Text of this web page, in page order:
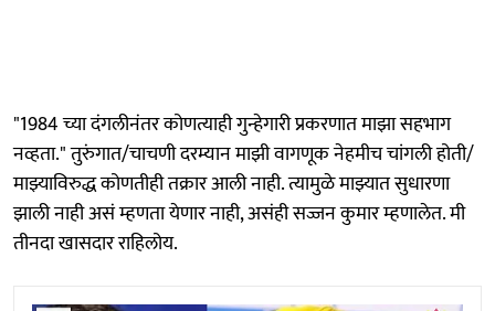
"1984 च्या दंगलीनंतर कोणत्याही गुन्हेगारी प्रकरणात माझा सहभाग
नव्हता." तुरुंगात/चाचणी दरम्यान माझी वागणूक नेहमीच चांगली होती/
माझ्याविरुद्ध कोणतीही तक्रार आली नाही. त्यामुळे माझ्यात सुधारणा
झाली नाही असं म्हणता येणार नाही, असंही सज्जन कुमार म्हणालेत. मी
तीनदा खासदार राहिलोय.